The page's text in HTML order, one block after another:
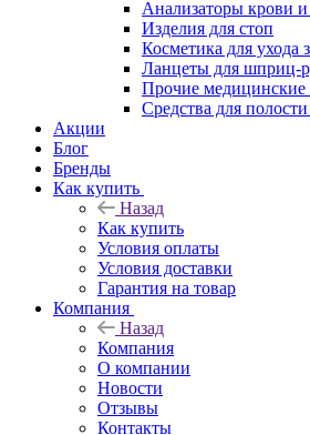
Анализаторы крови
Изделия для стоп
Косметика для ухода
Ланцеты для шприц-
Прочие медицинские
Средства для полости
Акции
Блог
Бренды
Как купить
Назад
Как купить
Условия оплаты
Условия доставки
Гарантия на товар
Компания
Назад
Компания
О компании
Новости
Отзывы
Контакты